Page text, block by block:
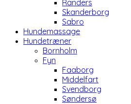
Randers
Skanderborg
Sabro
Hundemassage
Hundetræner
Bornholm
Fyn
Faaborg
Middelfart
Svendborg
Søndersø